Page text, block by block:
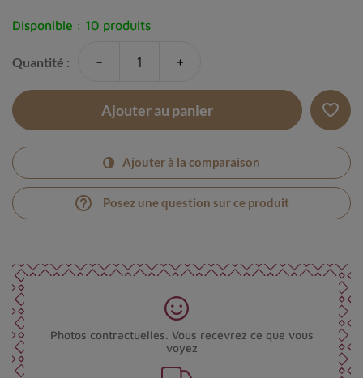
Disponible : 10 produits
Quantité : - +
Ajouter au panier favorite_border
Ajouter à la comparaison
help_outline Posez une question sur ce produit
Photos contractuelles. Vous recevrez ce que vous
voyez